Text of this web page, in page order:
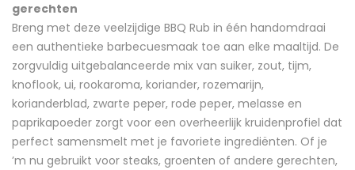
gerechten
Breng met deze veelzijdige BBQ Rub in één handomdraai
een authentieke barbecuesmaak toe aan elke maaltijd. De
zorgvuldig uitgebalanceerde mix van suiker, zout, tijm,
knoflook, ui, rookaroma, koriander, rozemarijn,
korianderblad, zwarte peper, rode peper, melasse en
paprikapoeder zorgt voor een overheerlijk kruidenprofiel dat
perfect samensmelt met je favoriete ingrediënten. Of je
’m nu gebruikt voor steaks, groenten of andere gerechten,